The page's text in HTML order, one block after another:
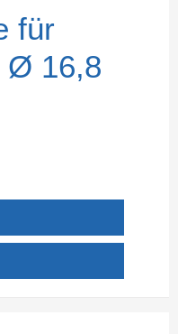
für
Ø 16,8